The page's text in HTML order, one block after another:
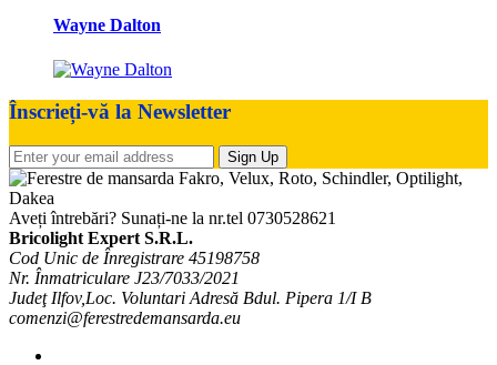
Wayne Dalton
Înscrieți-vă la Newsletter
Sign Up
Aveți întrebări? Sunați-ne la nr.tel 0730528621
Bricolight Expert S.R.L.
Cod Unic de Înregistrare 45198758
Nr. Înmatriculare J23/7033/2021
Judeţ Ilfov,Loc. Voluntari Adresă Bdul. Pipera 1/I B
comenzi@ferestredemansarda.eu